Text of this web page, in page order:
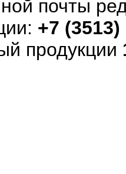
почты
+7
продукции